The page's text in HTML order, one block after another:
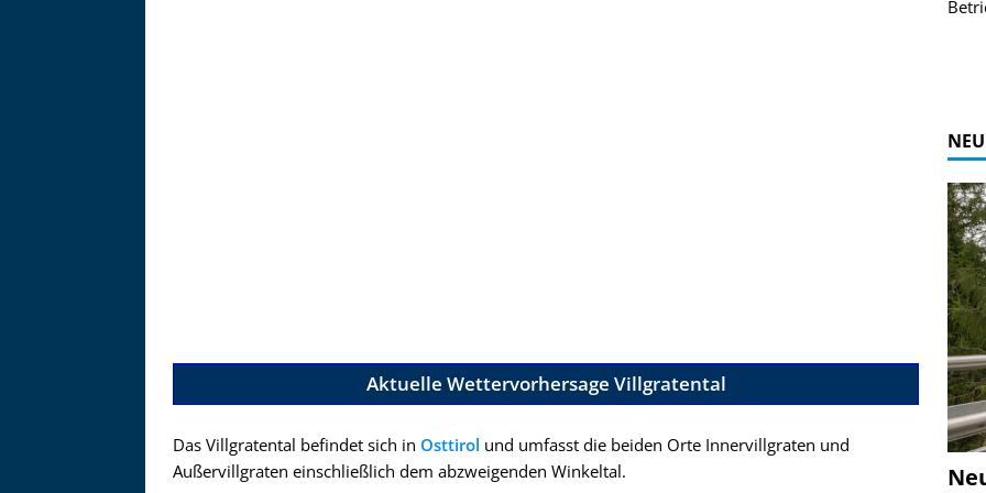
Aktuelle Wettervorhersage Villgratental
Das Villgratental befindet sich in Osttirol und umfasst die beiden Orte Innervillgraten und
Außervillgraten einschließlich dem abzweigenden Winkeltal.